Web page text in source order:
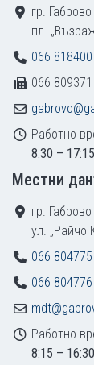
гр.
пл.
066 818400
066 809371
Работно
8:30 – 17:15
Местни
гр.
ул. „Райчо
066 804775
066 804776
Работно
8:15 – 16:30